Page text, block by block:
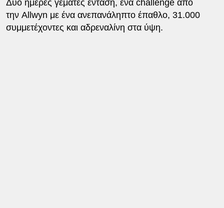
Δύο ημέρες γεμάτες ένταση, ένα challenge από
την Allwyn με ένα ανεπανάληπτο έπαθλο, 31.000
συμμετέχοντες και αδρεναλίνη στα ύψη.